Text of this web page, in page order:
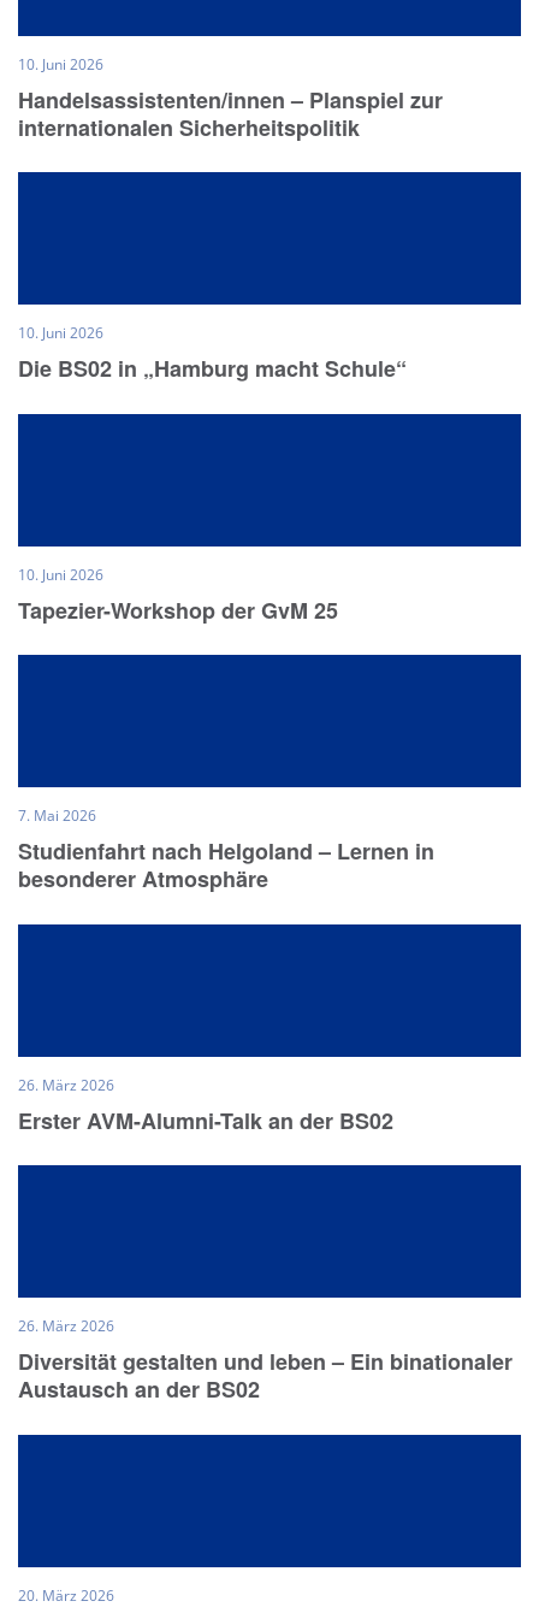
10. Juni 2026
Handelsassistenten/innen – Planspiel zur
internationalen Sicherheitspolitik
10. Juni 2026
Die BS02 in „Hamburg macht Schule“
10. Juni 2026
Tapezier-Workshop der GvM 25
7. Mai 2026
Studienfahrt nach Helgoland – Lernen in
besonderer Atmosphäre
26. März 2026
Erster AVM-Alumni-Talk an der BS02
26. März 2026
Diversität gestalten und leben – Ein binationaler
Austausch an der BS02
20. März 2026